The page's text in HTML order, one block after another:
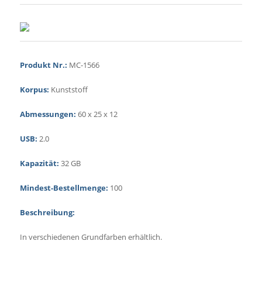
Produkt Nr.: MC-1566
Korpus: Kunststoff
Abmessungen: 60 x 25 x 12
USB: 2.0
Kapazität: 32 GB
Mindest-Bestellmenge: 100
Beschreibung:
In verschiedenen Grundfarben erhältlich.